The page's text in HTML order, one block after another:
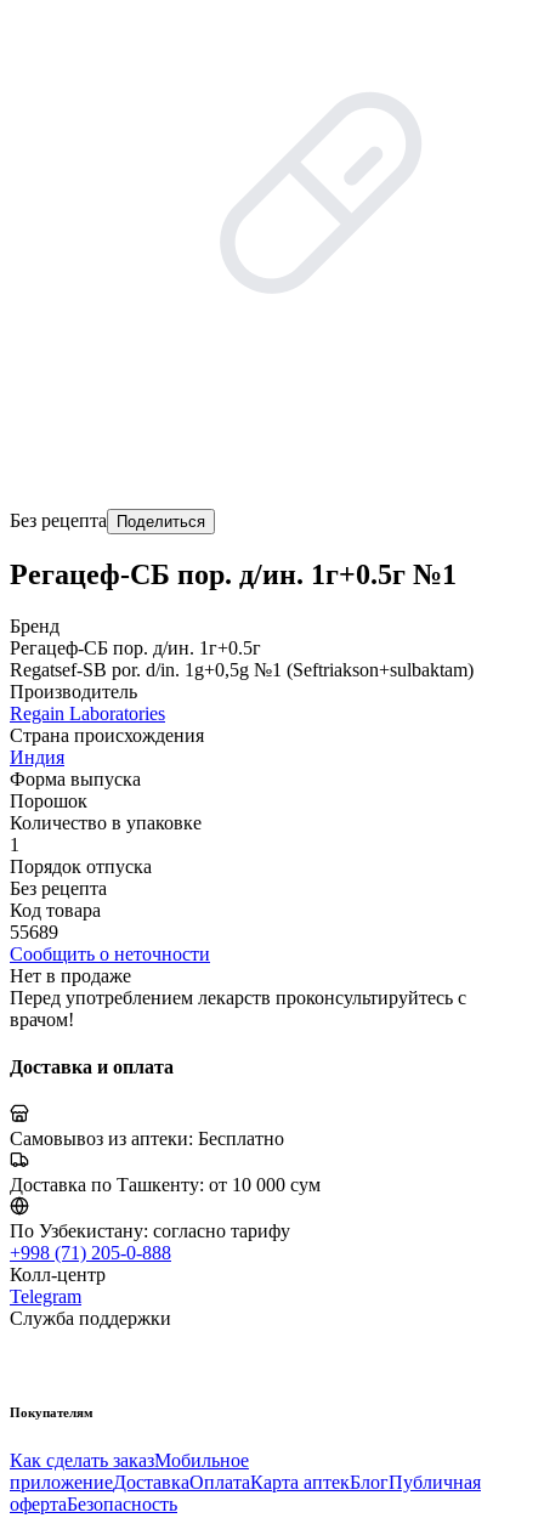
Без рецепта Поделиться
Регацеф-СБ пор. д/ин. 1г+0.5г №1
Бренд
Регацеф-СБ пор. д/ин. 1г+0.5г
Regatsef-SB por. d/in. 1g+0,5g №1 (Seftriakson+sulbaktam)
Производитель
Regain Laboratories
Страна происхождения
Индия
Форма выпуска
Порошок
Количество в упаковке
1
Порядок отпуска
Без рецепта
Код товара
55689
Сообщить о неточности
Нет в продаже
Перед употреблением лекарств проконсультируйтесь с
врачом!
Доставка и оплата
Самовывоз из аптеки: Бесплатно
Доставка по Ташкенту: от 10 000 сум
По Узбекистану: согласно тарифу
+998 (71) 205-0-888
Колл-центр
Telegram
Служба поддержки
Покупателям
Как сделать заказМобильное
приложениеДоставкаОплатаКарта аптекБлогПубличная
офертаБезопасность